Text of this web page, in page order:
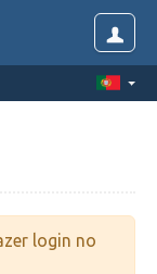
login no